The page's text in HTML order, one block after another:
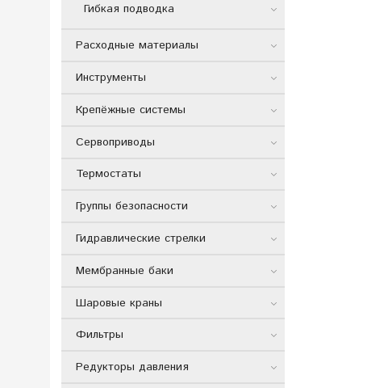
Гибкая подводка
Расходные материалы
Инструменты
Крепёжные системы
Сервоприводы
Термостаты
Группы безопасности
Гидравлические стрелки
Мембранные баки
Шаровые краны
Фильтры
Редукторы давления